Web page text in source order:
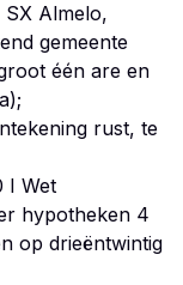
Almelo,
gemeente
één are en
rust, te
I Wet
hypotheken 4
op drieëntwintig